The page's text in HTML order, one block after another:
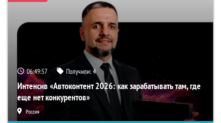
06:49:56 Получили:4
Интенсив «Автоконтент 2026: как зарабатывать там, где
еще нет конкурентов»
Россия